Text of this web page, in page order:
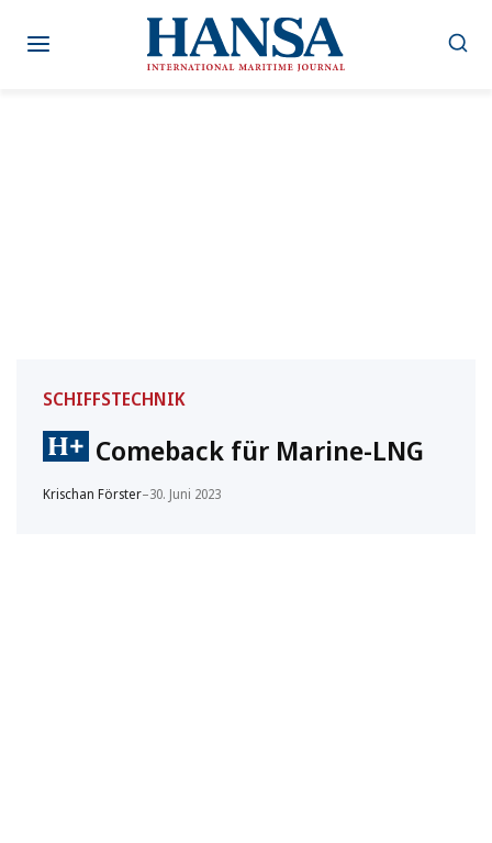
Inhalt
SCHIFFSTECHNIK
Comeback für Marine-LNG
Krischan Förster–30. Juni 2023